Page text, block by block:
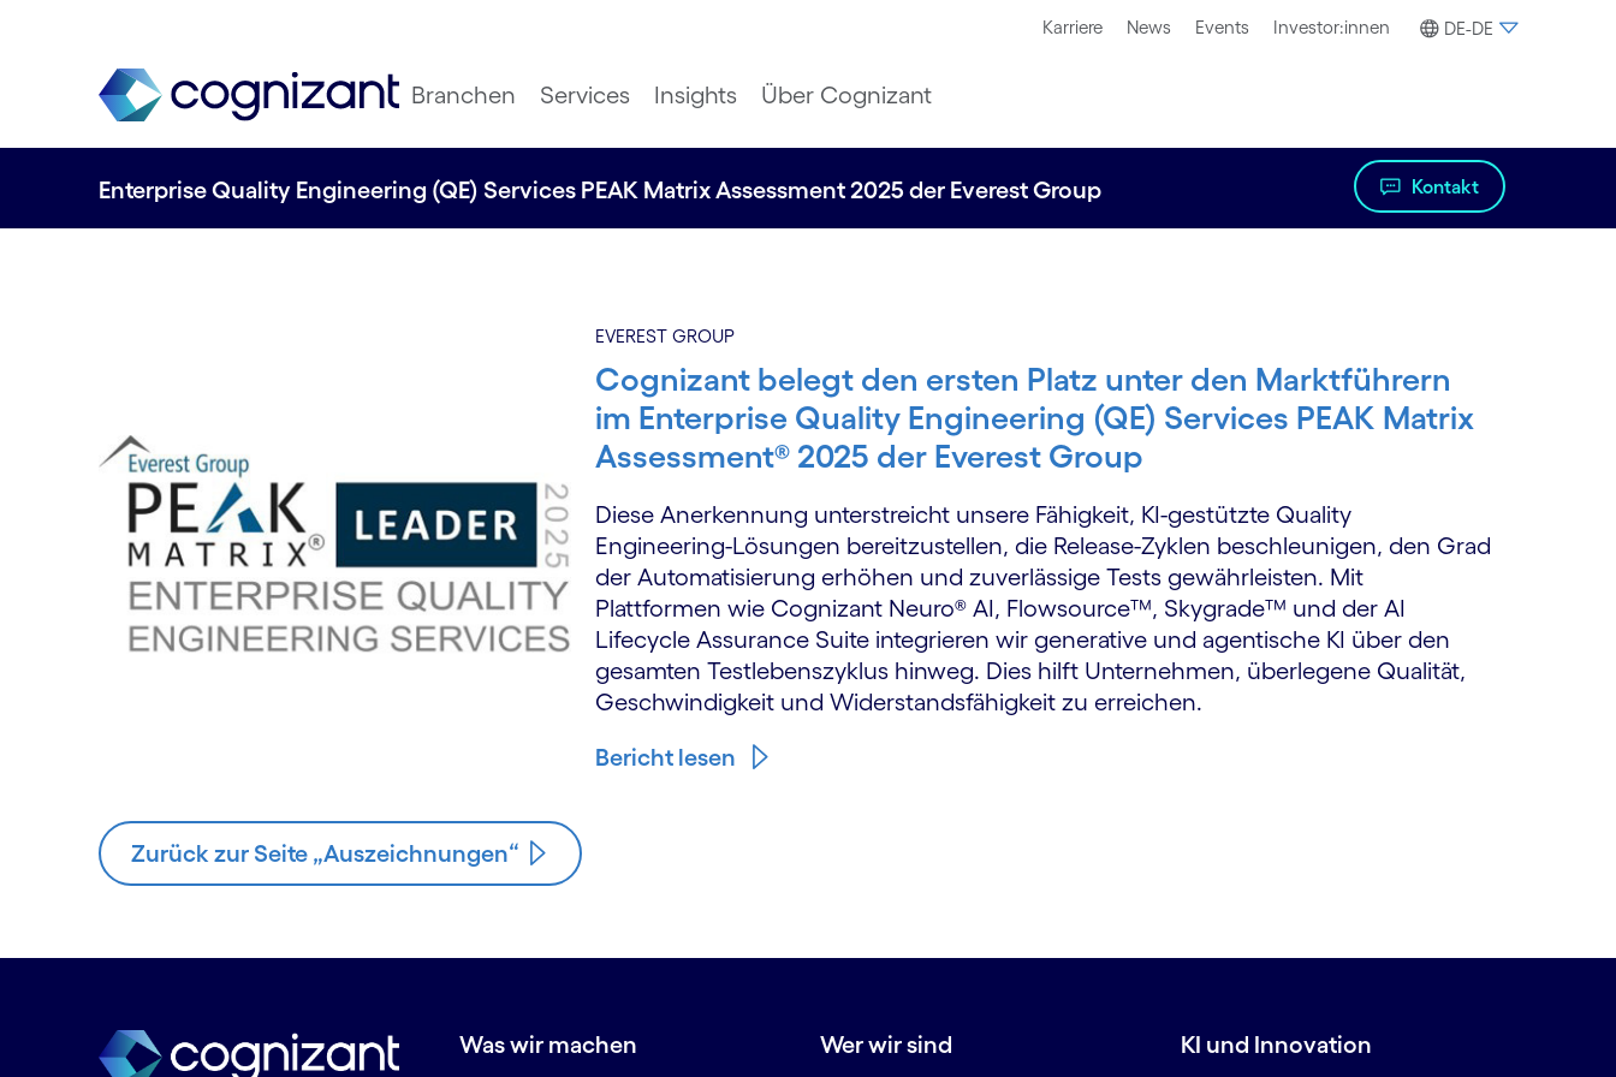
Karriere News Events Investor:innen DE-DE
Branchen Services Insights Über Cognizant
Enterprise Quality Engineering (QE) Services PEAK Matrix Assessment 2025 der Everest Group Kontakt
EVEREST GROUP
Cognizant belegt den ersten Platz unter den Marktführern
im Enterprise Quality Engineering (QE) Services PEAK Matrix
Assessment® 2025 der Everest Group
Diese Anerkennung unterstreicht unsere Fähigkeit, KI-gestützte Quality
Engineering-Lösungen bereitzustellen, die Release-Zyklen beschleunigen, den Grad
der Automatisierung erhöhen und zuverlässige Tests gewährleisten. Mit
Plattformen wie Cognizant Neuro® AI, Flowsource™, Skygrade™ und der AI
Lifecycle Assurance Suite integrieren wir generative und agentische KI über den
gesamten Testlebenszyklus hinweg. Dies hilft Unternehmen, überlegene Qualität,
Geschwindigkeit und Widerstandsfähigkeit zu erreichen.
Bericht lesen
Zurück zur Seite „Auszeichnungen“
Was wir machen Wer wir sind KI und Innovation